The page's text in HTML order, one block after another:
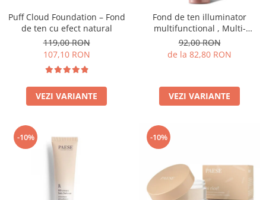
Puff Cloud Foundation – Fond
de ten cu efect natural
119,00 RON
107,10 RON
VEZI VARIANTE
Fond de ten illuminator
multifunctional , Multi-
function Illuminating
Foundation, nuanta 1N LIGHT
BEIGE– 30 ml
92,00 RON
de la 82,80 RON
VEZI VARIANTE
-10% -10%